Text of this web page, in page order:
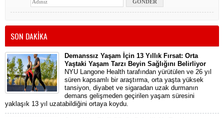
SON DAKİKA
Demanssız Yaşam İçin 13 Yıllık Fırsat: Orta
Yaştaki Yaşam Tarzı Beyin Sağlığını Belirliyor
NYU Langone Health tarafından yürütülen ve 26 yıl
süren kapsamlı bir araştırma, orta yaşta yüksek
tansiyon, diyabet ve sigaradan uzak durmanın
demans gelişmeden geçirilen yaşam süresini
yaklaşık 13 yıl uzatabildiğini ortaya koydu.